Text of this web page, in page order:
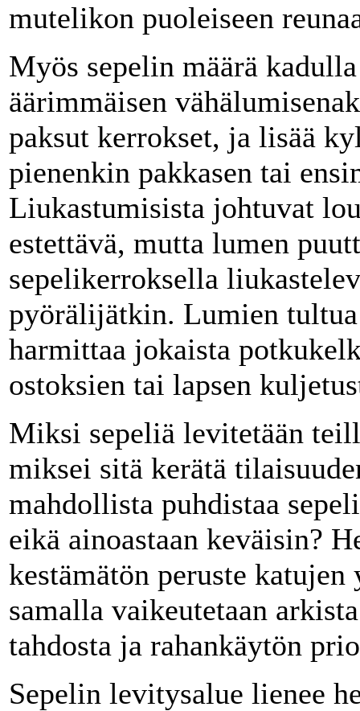
mutelikon puoleiseen
Myös sepelin määrä
äärimmäisen
paksut kerrokset, ja lisää
pienenkin pakkasen tai
Liukastumisista johtuvat
estettävä, mutta lumen
sepelikerroksella
pyörälijätkin. Lumien tultua
harmittaa jokaista
ostoksien tai lapsen
Miksi sepeliä levitetään
miksei sitä kerätä
mahdollista puhdistaa
eikä ainoastaan keväisin?
kestämätön peruste
samalla vaikeutetaan
tahdosta ja rahankäytön
Sepelin levitysalue lienee